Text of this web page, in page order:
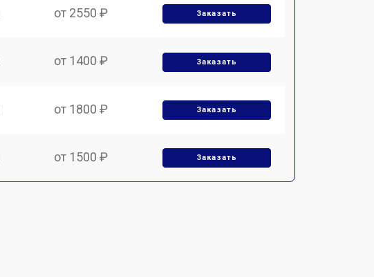
от 2550 ₽ Заказать
от 1400 ₽ Заказать
от 1800 ₽ Заказать
от 1500 ₽ Заказать